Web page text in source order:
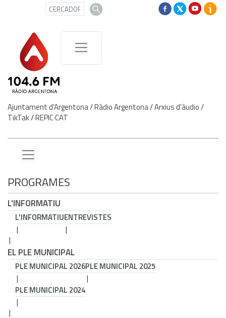
Ajuntament d'Argentona/Ràdio Argentona/Arxius d'àudio/
TikTak/REPIC·CAT
PROGRAMES
L'INFORMATIU
L'INFORMATIUENTREVISTES
EL PLE MUNICIPAL
PLE MUNICIPAL 2026PLE MUNICIPAL 2025
PLE MUNICIPAL 2024